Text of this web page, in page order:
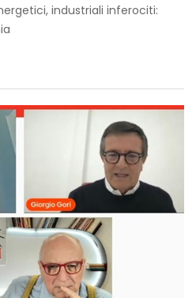
industriali inferociti: